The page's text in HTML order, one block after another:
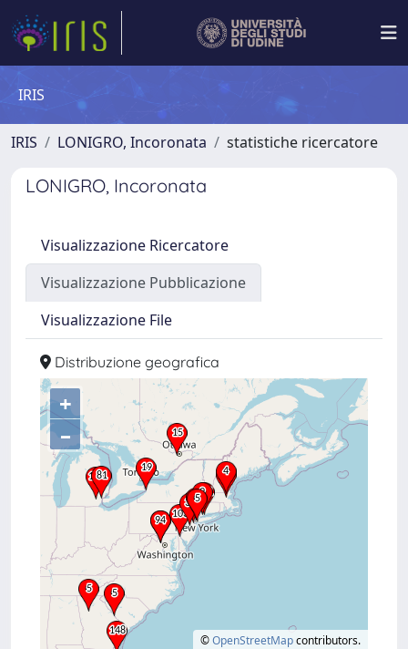
IRIS
IRIS LONIGRO, Incoronata statistiche ricercatore
LONIGRO, Incoronata
Visualizzazione Ricercatore
Visualizzazione Pubblicazione
Visualizzazione File
Distribuzione geografica
+
–
©OpenStreetMapcontributors.